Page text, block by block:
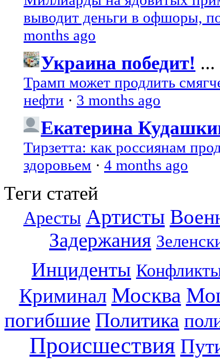
выводит деньги в офшоры,
months ago
Украина победит! ...
Трамп может продлить
нефти · 3 months ago
Екатерина
Тирзетта: как россиянам
здоровьем · 4 months ago
Теги статей
Аресты Артисты
Задержания
Инциденты
Криминал Москва
погибшие Политика
Происшествия